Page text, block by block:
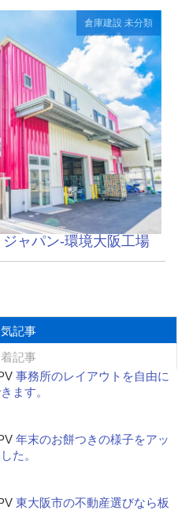
倉庫建設 未分類
ャパン-環境大阪工場
気記事
記事
事務所のレイアウトを自由に
ます。
年末のお餅つきの様子をアッ
た。
東大阪市の不動産選びなら板